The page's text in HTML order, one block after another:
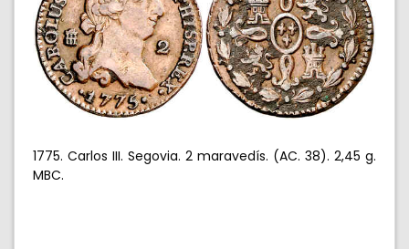
1775. Carlos III. Segovia. 2 maravedís. (AC. 38). 2,45 g.
MBC.